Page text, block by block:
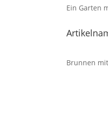
Ein Garten
Brunnen